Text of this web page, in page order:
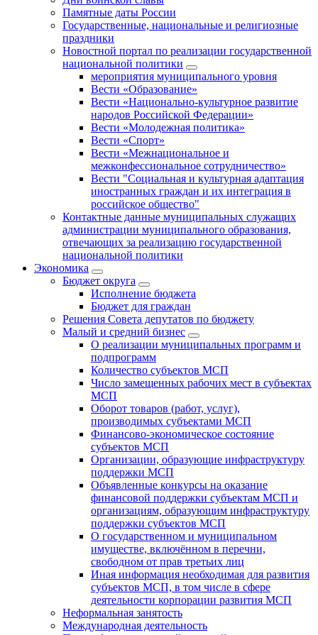
Памятные даты России
Государственные, национальные и религиозные
праздники
Новостной портал по реализации государственной
национальной политики
мероприятия муниципального уровня
Вести «Образование»
Вести «Национально-культурное развитие
народов Российской Федерации»
Вести «Молодежная политика»
Вести «Спорт»
Вести «Межнациональное и
межконфессиональное сотрудничество»
Вести "Социальная и культурная адаптация
иностранных граждан и их интеграция в
российское общество"
Контактные данные муниципальных служащих
администрации муниципального образования,
отвечающих за реализацию государственной
национальной политики
Экономика
Бюджет округa
Исполнение бюджета
Бюджет для граждан
Решения Совета депутатов по бюджету
Малый и средний бизнес
О реализации муниципальных программ и
подпрограмм
Количество субъектов МСП
Число замещенных рабочих мест в субъектах
МСП
Оборот товаров (работ, услуг),
производимых субъектами МСП
Финансово-экономическое состояние
субъектов МСП
Организации, образующие инфраструктуру
поддержки МСП
Объявленные конкурсы на оказание
финансовой поддержки субъектам МСП и
организациям, образующим инфраструктуру
поддержки субъектов МСП
О государственном и муниципальном
имуществе, включённом в перечни,
свободном от прав третьих лиц
Иная информация необходимая для развития
субъектов МСП, в том числе в сфере
деятельности корпорации развития МСП
Неформальная занятость
Международная деятельность